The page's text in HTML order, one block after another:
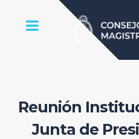
Reunión
Junta de